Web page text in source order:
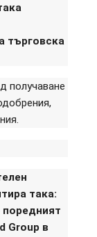
търговска
получаване
така:
поредният
Group в